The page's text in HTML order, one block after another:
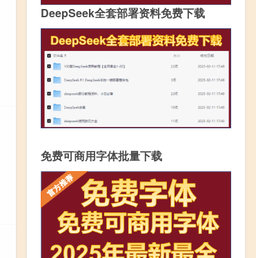
DeepSeek全套部署资料免费下载
免费可商用字体批量下载